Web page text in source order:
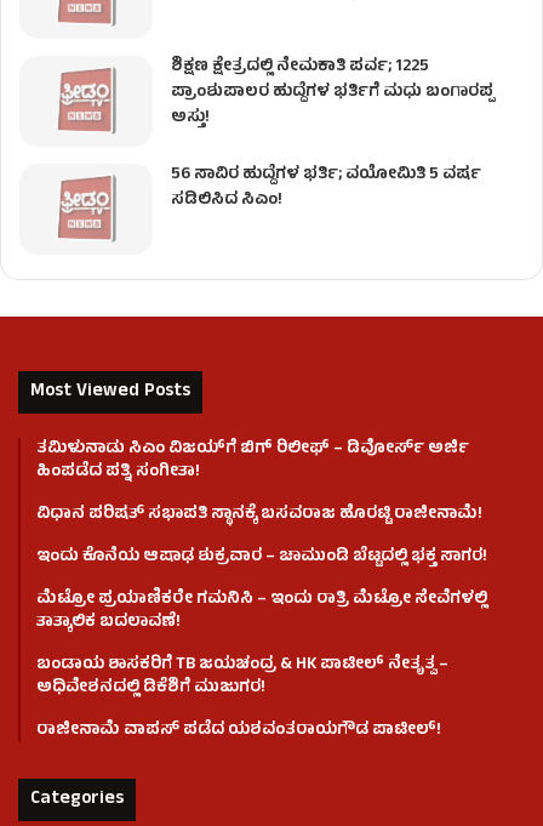
ಶಿಕ್ಷಣ ಕ್ಷೇತ್ರದಲ್ಲಿ ನೇಮಕಾತಿ ಪರ್ವ; 1225
ಪ್ರಾಂಶುಪಾಲರ ಹುದ್ದೆಗಳ ಭರ್ತಿಗೆ ಮಧು ಬಂಗಾರಪ್ಪ
ಅಸ್ತು!
56 ಸಾವಿರ ಹುದ್ದೆಗಳ ಭರ್ತಿ; ವಯೋಮಿತಿ 5 ವರ್ಷ
ಸಡಿಲಿಸಿದ ಸಿಎಂ!
Most Viewed Posts
ತಮಿಳುನಾಡು ಸಿಎಂ ವಿಜಯ್‌ಗೆ ಬಿಗ್ ರಿಲೀಫ್ – ಡಿವೋರ್ಸ್ ಅರ್ಜಿ
ಹಿಂಪಡೆದ ಪತ್ನಿ ಸಂಗೀತಾ!
ವಿಧಾನ ಪರಿಷತ್ ಸಭಾಪತಿ ಸ್ಥಾನಕ್ಕೆ ಬಸವರಾಜ ಹೊರಟ್ಟಿ ರಾಜೀನಾಮೆ!
ಇಂದು ಕೊನೆಯ ಆಷಾಢ ಶುಕ್ರವಾರ – ಚಾಮುಂಡಿ ಬೆಟ್ಟದಲ್ಲಿ ಭಕ್ತ ಸಾಗರ!
ಮೆಟ್ರೋ ಪ್ರಯಾಣಿಕರೇ ಗಮನಿಸಿ – ಇಂದು ರಾತ್ರಿ ಮೆಟ್ರೋ ಸೇವೆಗಳಲ್ಲಿ
ತಾತ್ಕಾಲಿಕ ಬದಲಾವಣೆ!
ಬಂಡಾಯ ಶಾಸಕರಿಗೆ TB ಜಯಚಂದ್ರ & HK ಪಾಟೀಲ್ ನೇತೃತ್ವ –
ಅಧಿವೇಶನದಲ್ಲಿ ಡಿಕೆಶಿಗೆ ಮುಜುಗರ!
ರಾಜೀನಾಮೆ ವಾಪಸ್ ಪಡೆದ ಯಶವಂತರಾಯಗೌಡ ಪಾಟೀಲ್‌!
Categories